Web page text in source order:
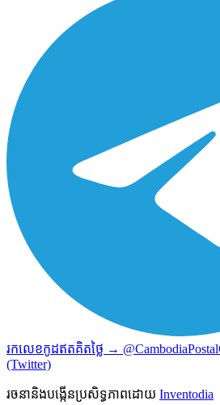
រកលេខកូដឥតគិតថ្លៃ →
(Twitter)
រចនានិងបង្កើនប្រសិទ្ធភាពដោយ Inventodia